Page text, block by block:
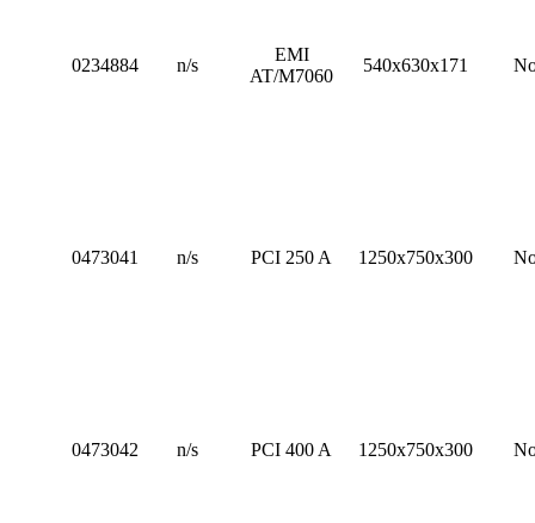
0234884 n/s
EMI
AT/M7060
540x630x171
0473041 n/s PCI 250 A 1250x750x300
0473042 n/s PCI 400 A 1250x750x300